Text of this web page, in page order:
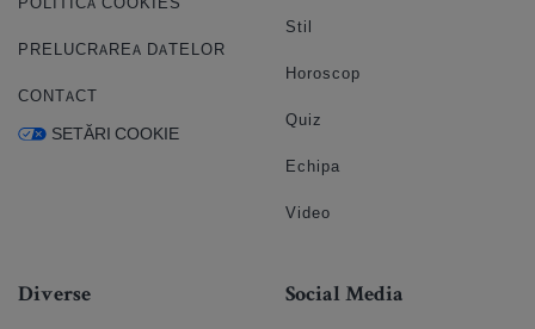
PRELUCRAREA DATELOR
CONTACT
SETĂRI COOKIE
Stil
Horoscop
Quiz
Echipa
Video
Diverse Social Media